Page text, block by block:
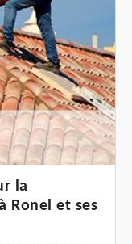
la
Ronel et ses